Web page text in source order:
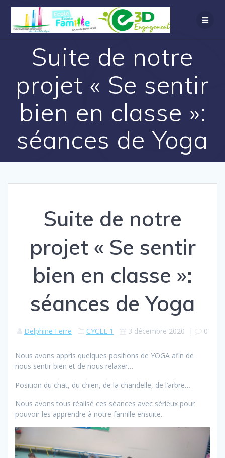
Suite de notre
projet « Se sentir
bien en classe »:
séances de Yoga
Suite de notre
projet « Se sentir
bien en classe »:
séances de Yoga
Delphine Ferre CYCLE 1 3 décembre 2020 | 0
Nous avons appris quelques positions de YOGA afin de
nous sentir bien et de nous relaxer…
Position du chat, du chien, de la chandelle, de l’arbre…
Nous avons tous réalisé ces séances avec sérieux pour
pouvoir les apprendre à notre famille ensuite.